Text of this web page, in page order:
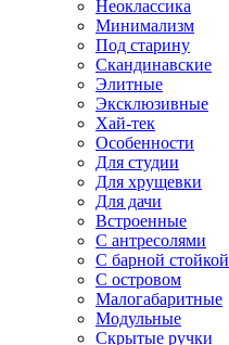
Неоклассика
Минимализм
Под старину
Скандинавские
Элитные
Эксклюзивные
Хай-тек
Особенности
Для студии
Для хрущевки
Для дачи
Встроенные
С антресолями
С барной стойкой
С островом
Малогабаритные
Модульные
Скрытые ручки